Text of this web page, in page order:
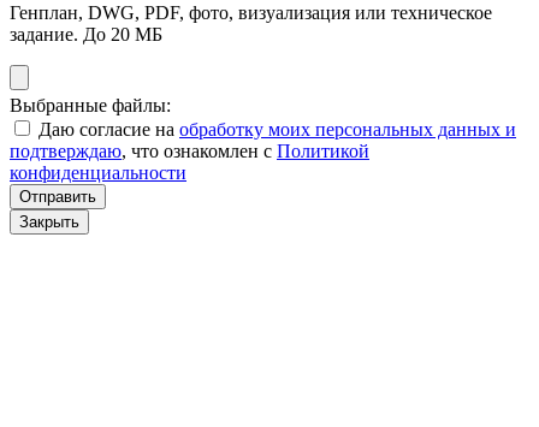
Генплан, DWG, PDF, фото, визуализация или техническое
задание. До 20 МБ
Выбранные файлы:
Даю согласие на обработку моих персональных данных и
подтверждаю, что ознакомлен с Политикой
конфиденциальности
Отправить
Закрыть